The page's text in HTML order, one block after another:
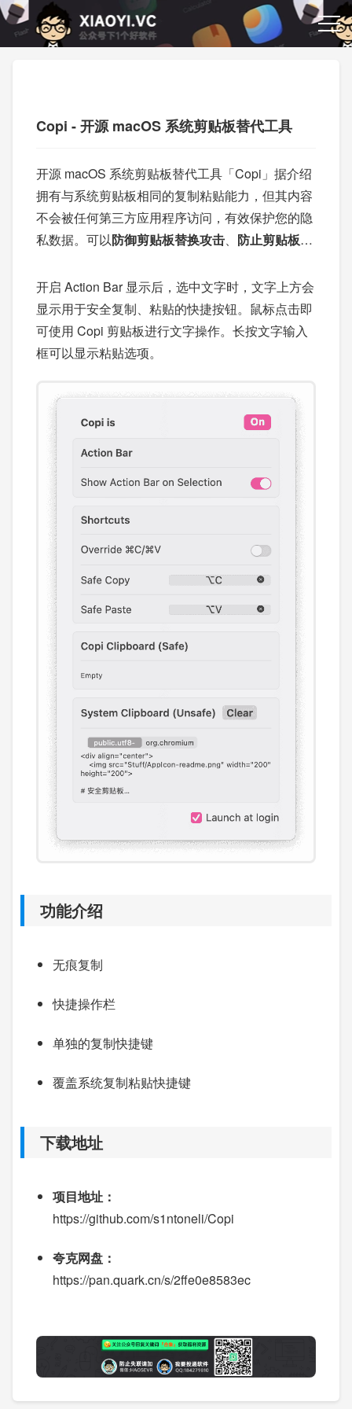
Copi - 开源 macOS 系统剪贴板替代工具
开源 macOS 系统剪贴板替代工具「Copi」据介绍
拥有与系统剪贴板相同的复制粘贴能力，但其内容
不会被任何第三方应用程序访问，有效保护您的隐
私数据。可以防御剪贴板替换攻击、 防止剪贴板内
开启 Action Bar 显示后，选中文字时，文字上方会
显示用于安全复制、粘贴的快捷按钮。鼠标点击即
可使用 Copi 剪贴板进行文字操作。长按文字输入
框可以显示粘贴选项。
功能介绍
无痕复制
快捷操作栏
单独的复制快捷键
覆盖系统复制粘贴快捷键
下载地址
项目地址：
https://github.com/s1ntoneli/Copi
夸克网盘：
https://pan.quark.cn/s/2ffe0e8583ec